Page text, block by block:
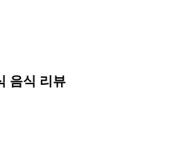
음식 리뷰